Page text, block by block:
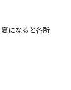
になると各所